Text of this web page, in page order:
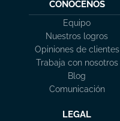
CONÓCENOS
Equipo
Nuestros logros
Opiniones de clientes
Trabaja con nosotros
Blog
Comunicación
LEGAL